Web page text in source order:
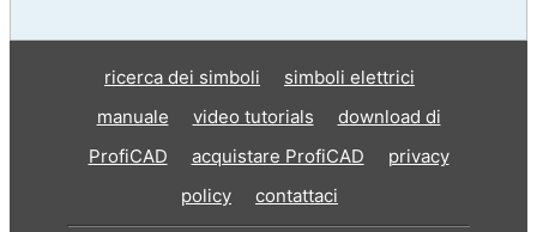
ricerca dei simboli
simboli elettrici
manuale
video tutorials
download di
ProfiCAD
acquistare ProfiCAD
privacy
policy
contattaci